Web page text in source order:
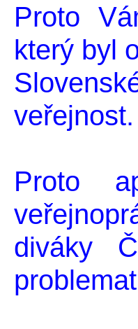
Proto
který byl
veřejnost.
Proto
diváky